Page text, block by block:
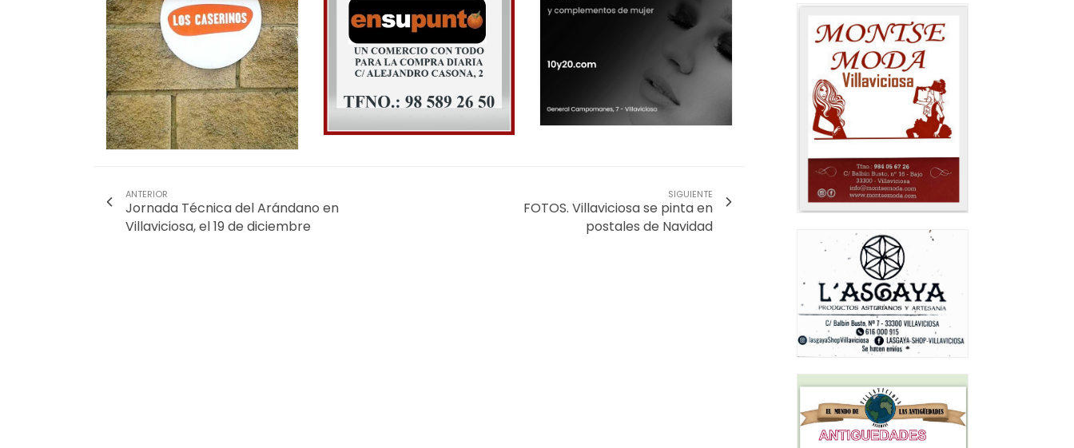
ANTERIOR
Jornada Técnica del Arándano en
Villaviciosa, el 19 de diciembre
SIGUIENTE
FOTOS. Villaviciosa se pinta en
postales de Navidad